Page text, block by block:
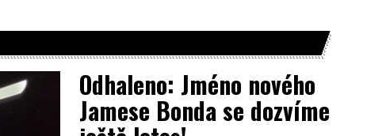
Odhaleno: Jméno nového
Jamese Bonda se dozvíme